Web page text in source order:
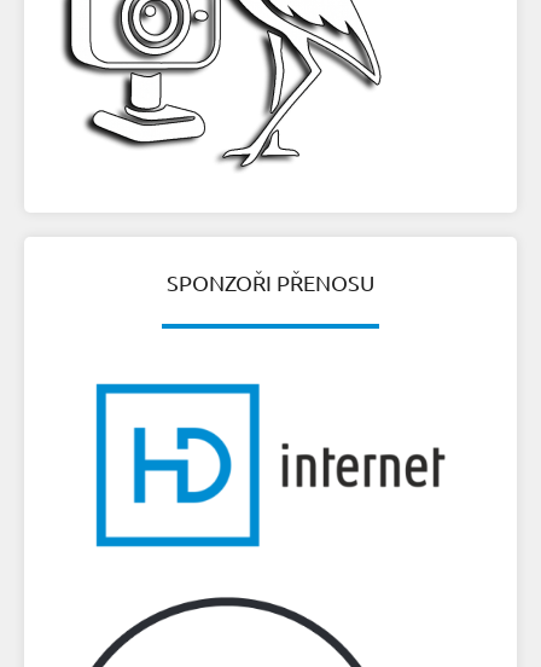
SPONZOŘI PŘENOSU